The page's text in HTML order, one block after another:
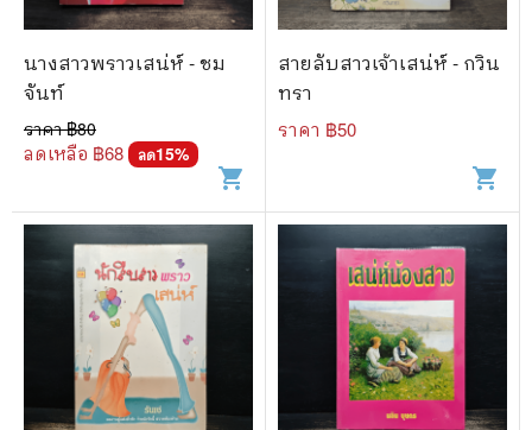
นางสาวพราวเสน่ห์ - ชม
จันท์
ราคา ฿80
ลดเหลือ ฿68 ลด15%
shopping_cart
สายลับสาวเจ้าเสน่ห์ - กวิน
ทรา
ราคา ฿50
shopping_cart